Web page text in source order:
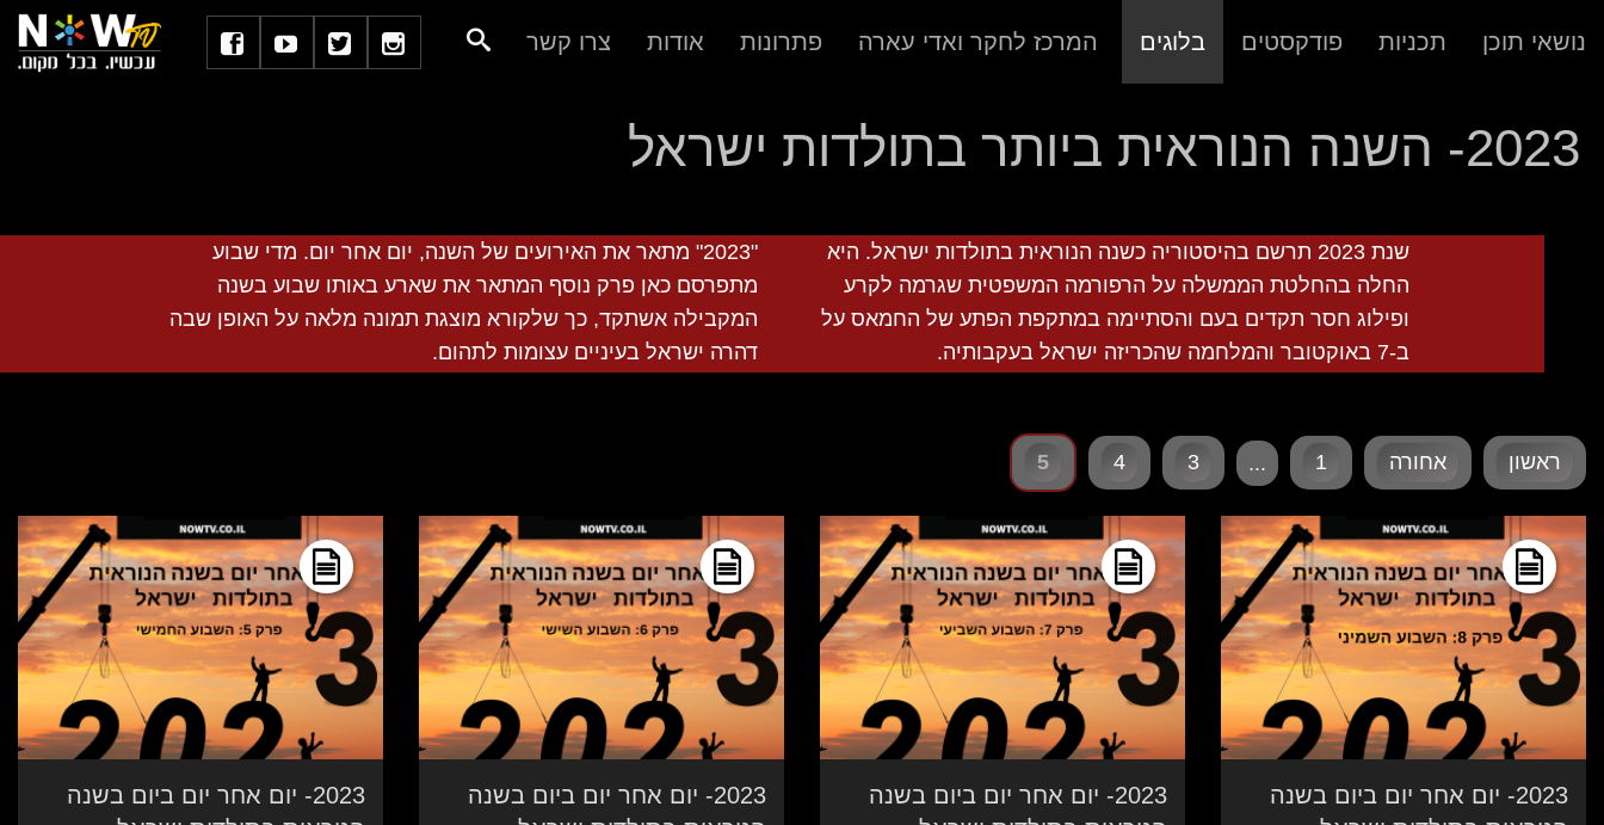
נושאי תוכן תכניות פודקסטים בלוגים המרכז לחקר ואדי עארה פתרונות אודות צרו קשר
2023- השנה הנוראית ביותר בתולדות ישראל
שנת 2023 תרשם בהיסטוריה כשנה הנוראית בתולדות ישראל. היא
החלה בהחלטת הממשלה על הרפורמה המשפטית שגרמה לקרע
ופילוג חסר תקדים בעם והסתיימה במתקפת הפתע של החמאס על
ב-7 באוקטובר והמלחמה שהכריזה ישראל בעקבותיה.
"2023" מתאר את האירועים של השנה, יום אחר יום. מדי שבוע
מתפרסם כאן פרק נוסף המתאר את שארע באותו שבוע בשנה
המקבילה אשתקד, כך שלקורא מוצגת תמונה מלאה על האופן שבה
דהרה ישראל בעיניים עצומות לתהום.
ראשון אחורה 1
...
3
4
5
2023- יום אחר יום ביום בשנה
2023- יום אחר יום ביום בשנה
2023- יום אחר יום ביום בשנה
2023- יום אחר יום ביום בשנה